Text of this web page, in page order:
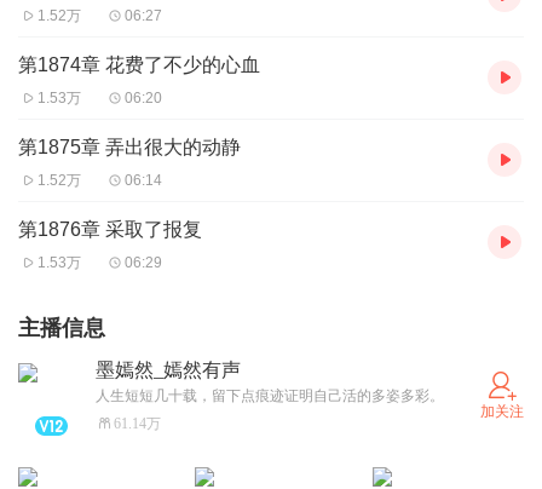
1.52万 06:27
第1874章 花费了不少的心血
1.53万 06:20
第1875章 弄出很大的动静
1.52万 06:14
第1876章 采取了报复
1.53万 06:29
主播信息
墨嫣然_嫣然有声
人生短短几十载，留下点痕迹证明自己活的多姿多彩。
61.14万
加关注